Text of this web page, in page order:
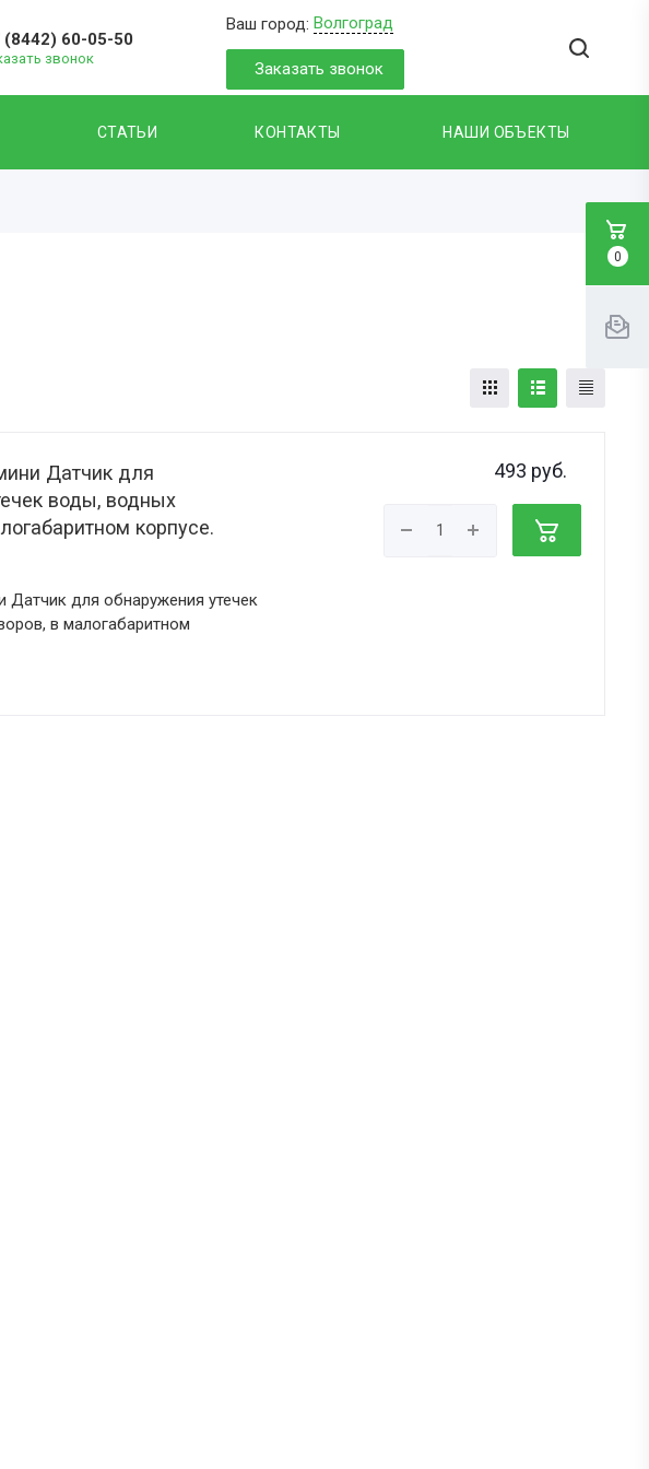
(8442) 60-05-50
звонок
Ваш город: Волгоград
Заказать звонок
СТАТЬИ КОНТАКТЫ НАШИ ОБЪЕКТЫ
Датчик для
воды, водных
корпусе.
для обнаружения утечек
в малогабаритном
493 руб.
0